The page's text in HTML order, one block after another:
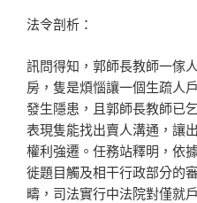
法令剖析：
訊問得知，郭師長教師一傢
房，隻是煩惱讓一個生疏人
發生隱患，且郭師長教師已
表現隻能找出賣人溝通，讓
權利強遷。任務站釋明，依
徙題目觸及相干行政部分的
疇，司法實行中法院對僅就